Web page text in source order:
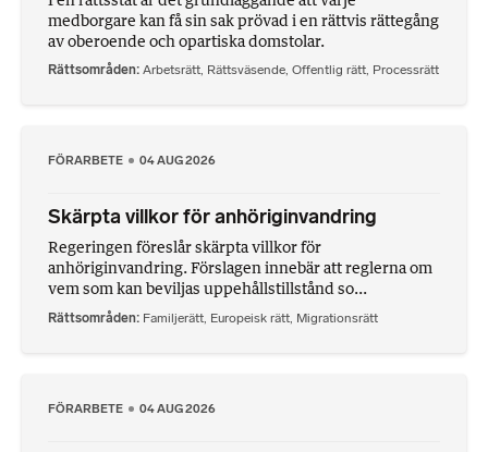
medborgare kan få sin sak prövad i en rättvis rättegång
av oberoende och opartiska domstolar.
Rättsområden Arbetsrätt, Rättsväsende, Offentlig rätt, Processrätt
FÖRARBETE 04 AUG 2026
Skärpta villkor för anhöriginvandring
Regeringen föreslår skärpta villkor för
anhöriginvandring. Förslagen innebär att reglerna om
vem som kan beviljas uppehållstillstånd so...
Rättsområden Familjerätt, Europeisk rätt, Migrationsrätt
FÖRARBETE 04 AUG 2026